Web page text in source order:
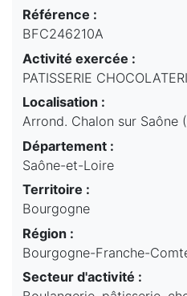
Référence :
BFC246210A
Activité exercée :
PATISSERIE
Localisation :
Arrond. Chalon sur Saône
Département :
Saône-et-Loire
Territoire :
Bourgogne
Région :
Bourgogne-Franche-
Secteur d'activité :